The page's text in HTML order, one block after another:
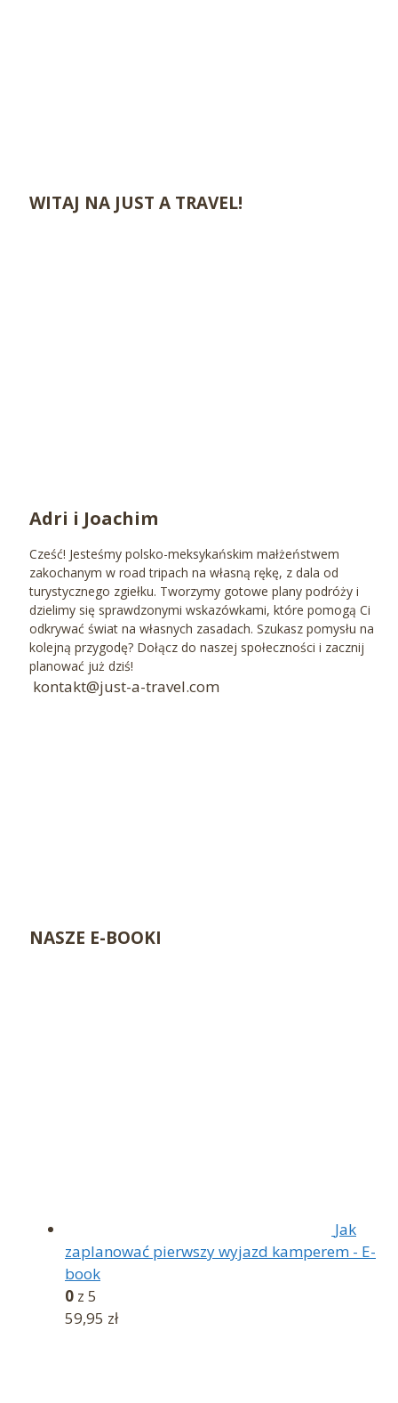
WITAJ NA JUST A TRAVEL!
Adri i Joachim
Cześć! Jesteśmy polsko-meksykańskim małżeństwem
zakochanym w road tripach na własną rękę, z dala od
turystycznego zgiełku. Tworzymy gotowe plany podróży i
dzielimy się sprawdzonymi wskazówkami, które pomogą Ci
odkrywać świat na własnych zasadach. Szukasz pomysłu na
kolejną przygodę? Dołącz do naszej społeczności i zacznij
planować już dziś!
kontakt@just-a-travel.com
NASZE E-BOOKI
Jak
zaplanować pierwszy wyjazd kamperem - E-
book
0 z 5
59,95 zł